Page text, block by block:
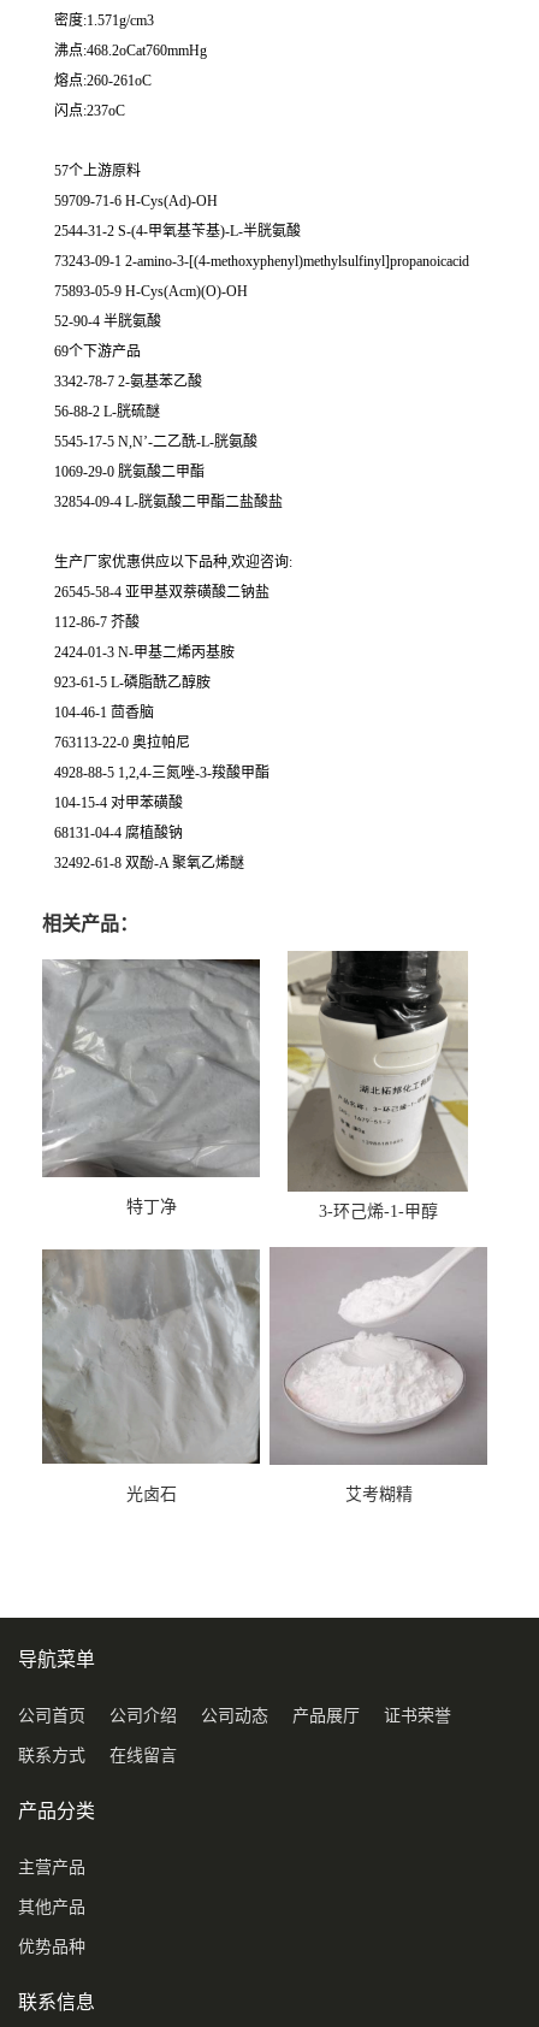
密度:1.571g/cm3
沸点:468.2oCat760mmHg
熔点:260-261oC
闪点:237oC
57个上游原料
59709-71-6 H-Cys(Ad)-OH
2544-31-2 S-(4-甲氧基苄基)-L-半胱氨酸
73243-09-1 2-amino-3-[(4-methoxyphenyl)methylsulfinyl]propanoicacid
75893-05-9 H-Cys(Acm)(O)-OH
52-90-4 半胱氨酸
69个下游产品
3342-78-7 2-氨基苯乙酸
56-88-2 L-胱硫醚
5545-17-5 N,N’-二乙酰-L-胱氨酸
1069-29-0 胱氨酸二甲酯
32854-09-4 L-胱氨酸二甲酯二盐酸盐
生产厂家优惠供应以下品种,欢迎咨询:
26545-58-4 亚甲基双萘磺酸二钠盐
112-86-7 芥酸
2424-01-3 N-甲基二烯丙基胺
923-61-5 L-磷脂酰乙醇胺
104-46-1 茴香脑
763113-22-0 奥拉帕尼
4928-88-5 1,2,4-三氮唑-3-羧酸甲酯
104-15-4 对甲苯磺酸
68131-04-4 腐植酸钠
32492-61-8 双酚-A 聚氧乙烯醚
相关产品：
特丁净 3-环己烯-1-甲醇
光卤石 艾考糊精
导航菜单
公司首页 公司介绍 公司动态 产品展厅 证书荣誉
联系方式 在线留言
产品分类
主营产品
其他产品
优势品种
联系信息